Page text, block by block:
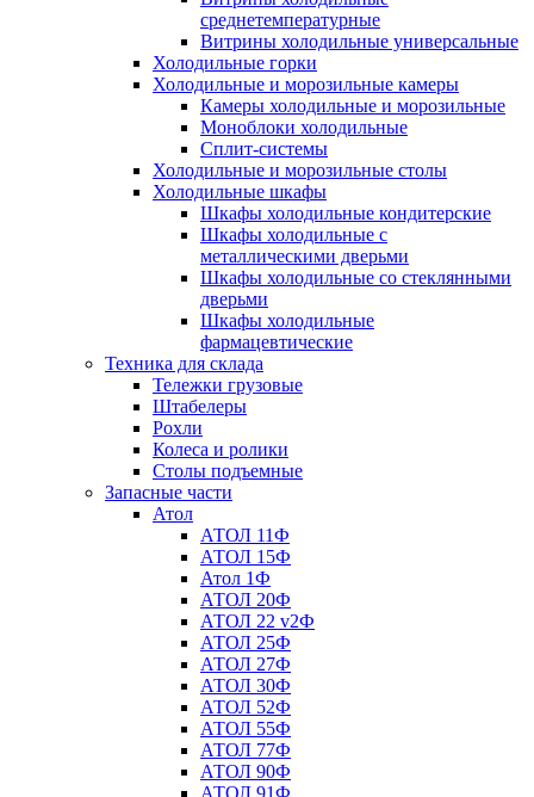
среднетемпературные
Витрины холодильные универсальные
Холодильные горки
Холодильные и морозильные камеры
Камеры холодильные и морозильные
Моноблоки холодильные
Сплит-системы
Холодильные и морозильные столы
Холодильные шкафы
Шкафы холодильные кондитерские
Шкафы холодильные с
металлическими дверьми
Шкафы холодильные со стеклянными
дверьми
Шкафы холодильные
фармацевтические
Техника для склада
Тележки грузовые
Штабелеры
Рохли
Колеса и ролики
Столы подъемные
Запасные части
Атол
АТОЛ 11Ф
АТОЛ 15Ф
Атол 1Ф
АТОЛ 20Ф
АТОЛ 22 v2Ф
АТОЛ 25Ф
АТОЛ 27Ф
АТОЛ 30Ф
АТОЛ 52Ф
АТОЛ 55Ф
АТОЛ 77Ф
АТОЛ 90Ф
АТОЛ 91Ф